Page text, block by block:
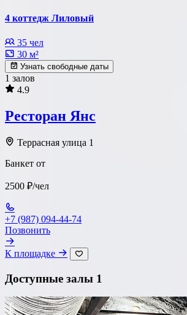
4 коттедж Лиловый
35 чел
30 м²
Узнать свободные даты
1 залов
4.9
Ресторан Янс
Террасная улица 1
Банкет от
2500 ₽/чел
+7 (987) 094-44-74
Позвонить
К площадке
Доступные залы 1